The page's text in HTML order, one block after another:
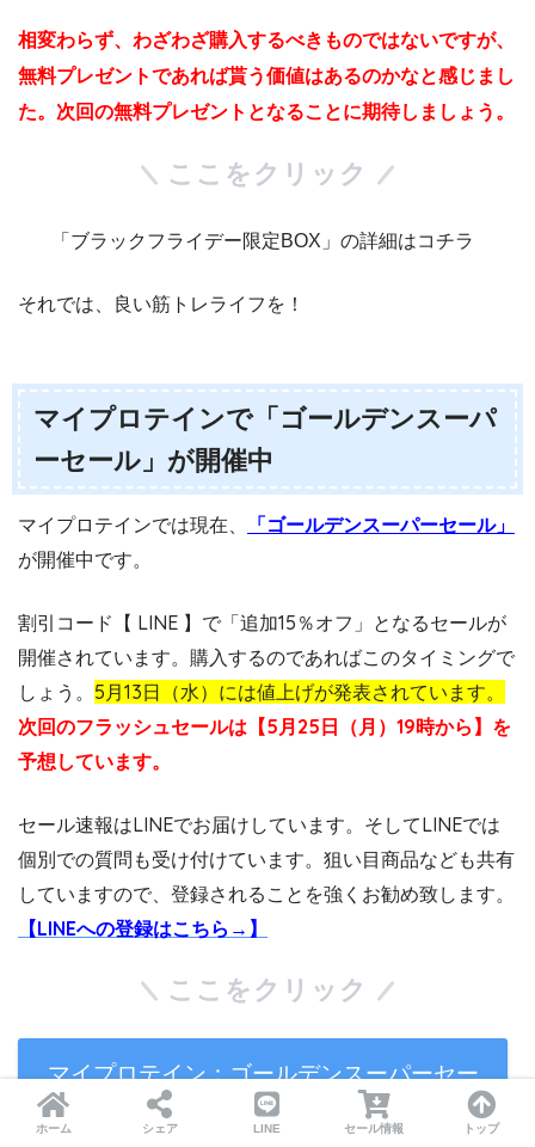
相変わらず、わざわざ購入するべきものではないですが、
無料プレゼントであれば貰う価値はあるのかなと感じまし
た。次回の無料プレゼントとなることに期待しましょう。
ここをクリック
「ブラックフライデー限定BOX」の詳細はコチラ
それでは、良い筋トレライフを！
マイプロテインで「ゴールデンスーパ
ーセール」が開催中
マイプロテインでは現在、
「ゴールデンスーパーセール」
が開催中です。
割引コード【 LINE 】で「追加15％オフ」となるセールが
開催されています。購入するのであればこのタイミングで
しょう。 5月13日（水）には値上げが発表されています。
次回のフラッシュセールは【5月25日（月）19時から】を
予想しています。
セール速報はLINEでお届けしています。そしてLINEでは
個別での質問も受け付けています。狙い目商品なども共有
していますので、登録されることを強くお勧め致します。
【LINEへの登録はこちら→】
ここをクリック
マイプロテイン：ゴールデンスーパーセー
ル
ホーム シェア LINE セール情報 トップ